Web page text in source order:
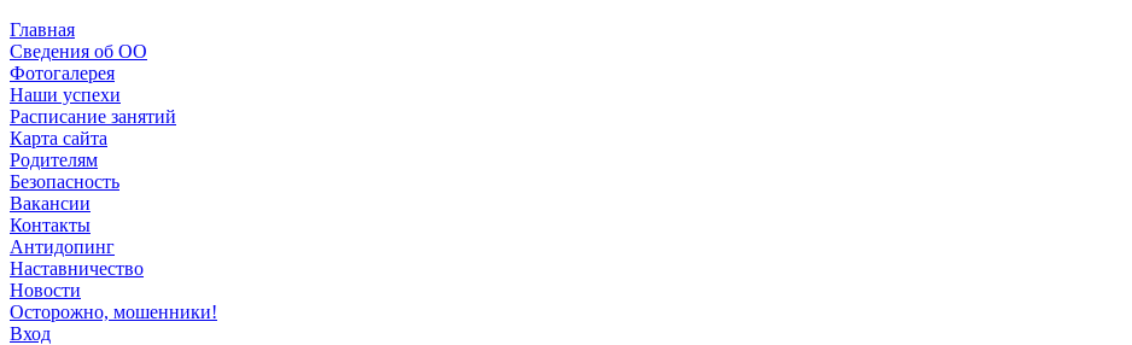
Главная
Сведения об ОО
Фотогалерея
Наши успехи
Расписание занятий
Карта сайта
Родителям
Безопасность
Вакансии
Контакты
Антидопинг
Наставничество
Новости
Осторожно, мошенники!
Вход